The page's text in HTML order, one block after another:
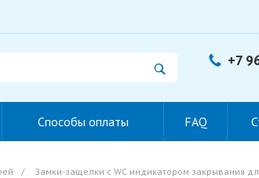
+7
Способы оплаты FAQ
/ Замки-защелки c WC индикатором закрывания